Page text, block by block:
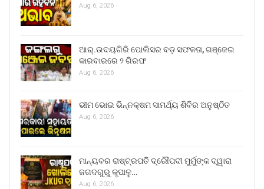
Aug 6, 2026
ଆର୍.ଉଦୟଗିରି ପୋଲିସର ବଡ଼ ସଫଳତା, ଗଞ୍ଜେଇ
କାରବାରରେ ୨ ଗିରଫ
Aug 6, 2026
ଭୀମ ଭୋଇ ଭିନ୍ନକ୍ଷମ ସାମର୍ଥ୍ୟ ଶିବିର ଅନୁଷ୍ଠିତ
Aug 6, 2026
ମାନ୍ୟବର ରାଷ୍ଟ୍ରପତି ଦ୍ରୌପଦୀ ମୁର୍ମୁଙ୍କ ଦ୍ୱାରା
ଜଗଦଗୁରୁ କୃପାଳୁ…
Aug 6, 2026